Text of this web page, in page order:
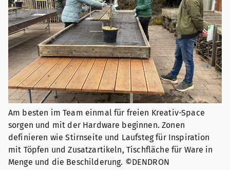
Am besten im Team einmal für freien Kreativ-Space
sorgen und mit der Hardware beginnen. Zonen
definieren wie Stirnseite und Laufsteg für Inspiration
mit Töpfen und Zusatzartikeln, Tischfläche für Ware in
Menge und die Beschilderung. ©DENDRON